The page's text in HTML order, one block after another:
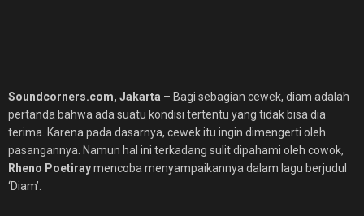
Soundcorners.com, Jakarta – Bagi sebagian cewek, diam adalah
pertanda bahwa ada suatu kondisi tertentu yang tidak bisa dia
terima. Karena pada dasarnya, cewek itu ingin dimengerti oleh
pasangannya. Namun hal ini terkadang sulit dipahami oleh cowok,
Rheno Poetiraymencoba menyampaikannya dalam lagu berjudul
‘Diam’.